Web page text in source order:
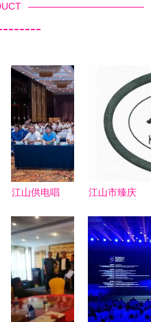
江山供电唱
音，青春激
扬礼赞伟大
祖国——江
山市供电公
司团委成功
江山市臻庆
江山集团旗
下匠心筑造
的木艺典范